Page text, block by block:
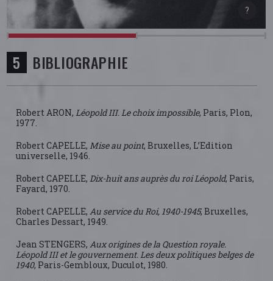
BIBLIOGRAPHIE
Robert ARON,Léopold III. Le choix impossible, Paris, Plon,
1977.
Robert CAPELLE,Mise au point, Bruxelles, L’Edition
universelle, 1946.
Robert CAPELLE,Dix-huit ans auprès du roi Léopold, Paris,
Fayard, 1970.
Robert CAPELLE,Au service du Roi, 1940-1945, Bruxelles,
Charles Dessart, 1949.
Jean STENGERS,Aux origines de la Question royale.
Léopold III et le gouvernement. Les deux politiques belges de
1940, Paris-Gembloux, Duculot, 1980.